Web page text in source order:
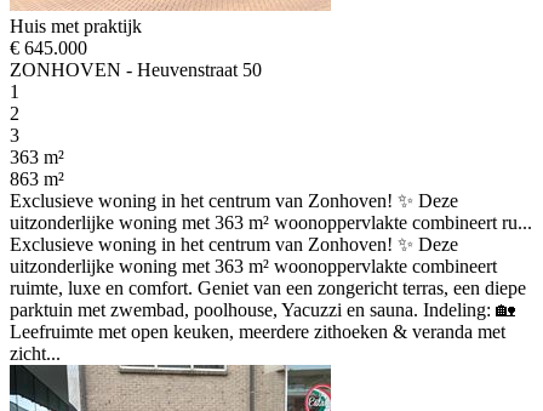
Huis met praktijk
€ 645.000
ZONHOVEN - Heuvenstraat 50
1
2
3
363 m²
863 m²
Exclusieve woning in het centrum van Zonhoven! ✨ Deze
uitzonderlijke woning met 363 m² woonoppervlakte combineert ru...
Exclusieve woning in het centrum van Zonhoven! ✨ Deze
uitzonderlijke woning met 363 m² woonoppervlakte combineert
ruimte, luxe en comfort. Geniet van een zongericht terras, een diepe
parktuin met zwembad, poolhouse, Yacuzzi en sauna. Indeling: 🏡
Leefruimte met open keuken, meerdere zithoeken & veranda met
zicht...